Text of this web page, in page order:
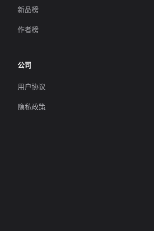
新品榜
作者榜
公司
用户协议
隐私政策